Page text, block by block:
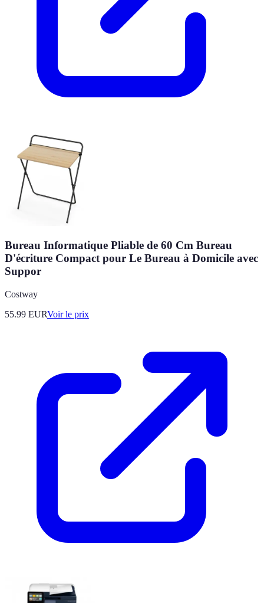
Bureau Informatique Pliable de 60 Cm Bureau
D'écriture Compact pour Le Bureau à Domicile avec
Suppor
Costway
55.99 EURVoir le prix